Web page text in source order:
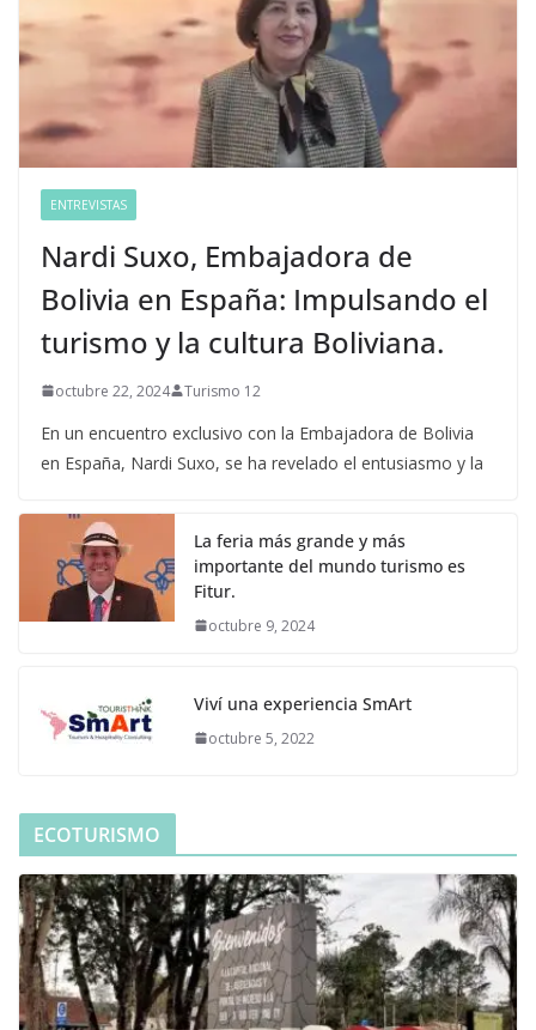
ENTREVISTAS
Nardi Suxo, Embajadora de
Bolivia en España: Impulsando el
turismo y la cultura Boliviana.
octubre 22, 2024 Turismo 12
En un encuentro exclusivo con la Embajadora de Bolivia
en España, Nardi Suxo, se ha revelado el entusiasmo y la
La feria más grande y más
importante del mundo turismo es
Fitur.
octubre 9, 2024
Viví una experiencia SmArt
octubre 5, 2022
ECOTURISMO